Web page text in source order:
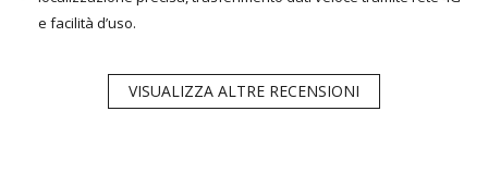
e facilità d’uso.
VISUALIZZA ALTRE RECENSIONI